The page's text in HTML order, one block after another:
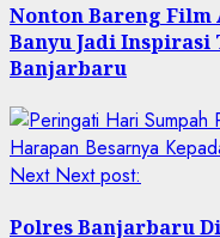
Nonton Bareng Film
Banyu Jadi
Banjarbaru
Next Next post:
Polres Banjarbaru